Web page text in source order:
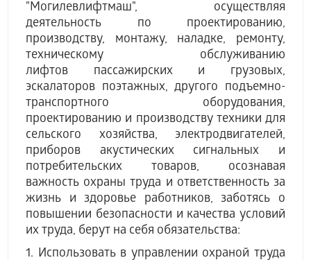
"Могилевлифтмаш", осуществляя
деятельность по проектированию,
производству, монтажу, наладке, ремонту,
техническому обслуживанию
лифтов пассажирских и грузовых,
эскалаторов поэтажных, другого подъемно-
транспортного оборудования,
проектированию и производству техники для
сельского хозяйства, электродвигателей,
приборов акустических сигнальных и
потребительских товаров, осознавая
важность охраны труда и ответственность за
жизнь и здоровье работников, заботясь о
повышении безопасности и качества условий
их труда, берут на себя обязательства:
1. Использовать в управлении охраной труда